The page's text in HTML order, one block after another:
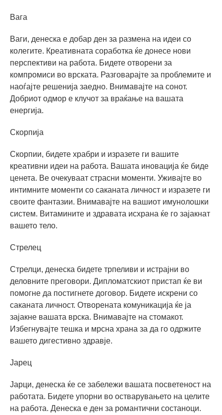
Вага
Ваги, денеска е добар ден за размена на идеи со
колегите. Креативната соработка ќе донесе нови
перспективи на работа. Бидете отворени за
компромиси во врската. Разговарајте за проблемите и
наоѓајте решенија заедно. Внимавајте на сонот.
Добриот одмор е клучот за враќање на вашата
енергија.
Скорпија
Скорпии, бидете храбри и изразете ги вашите
креативни идеи на работа. Вашата иновација ќе биде
ценета. Ве очекуваат страсни моменти. Уживајте во
интимните моменти со саканата личност и изразете ги
своите фантазии. Внимавајте на вашиот имунолошки
систем. Витамините и здравата исхрана ќе го зајакнат
вашето тело.
Стрелец
Стрелци, денеска бидете трпеливи и истрајни во
деловните преговори. Дипломатскиот пристап ќе ви
помогне да постигнете договор. Бидете искрени со
саканата личност. Отворената комуникација ќе ја
зајакне вашата врска. Внимавајте на стомакот.
Избегнувајте тешка и мрсна храна за да го одржите
вашето дигестивно здравје.
Јарец
Јарци, денеска ќе се забележи вашата посветеност на
работата. Бидете упорни во остварувањето на целите
на работа. Денеска е ден за романтични состаноци.